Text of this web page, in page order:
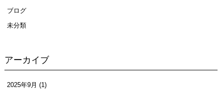
ブログ
未分類
アーカイブ
2025年9月 (1)